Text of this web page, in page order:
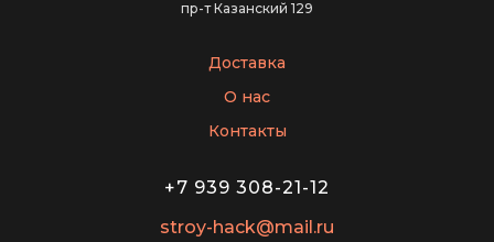
пр-т Казанский 129
Доставка
О нас
Контакты
+7 939 308-21-12
stroy-hack@mail.ru